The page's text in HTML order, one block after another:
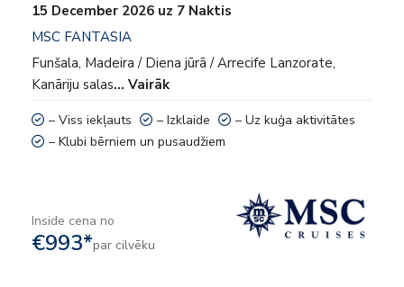
15 December 2026 uz 7 Naktis
MSC FANTASIA
Funšala, Madeira / Diena jūrā / Arrecife Lanzorate,
Kanāriju salas… Vairāk
– Viss iekļauts – Izklaide
– Uz kuģa aktivitātes
– Klubi bērniem un pusaudžiem
Inside cena no
€993*par cilvēku